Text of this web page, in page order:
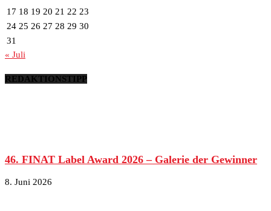
17 18 19 20 21 22 23
24 25 26 27 28 29 30
31
« Juli
REDAKTIONSTIPP
46. FINAT Label Award 2026 – Galerie der Gewinner
8. Juni 2026